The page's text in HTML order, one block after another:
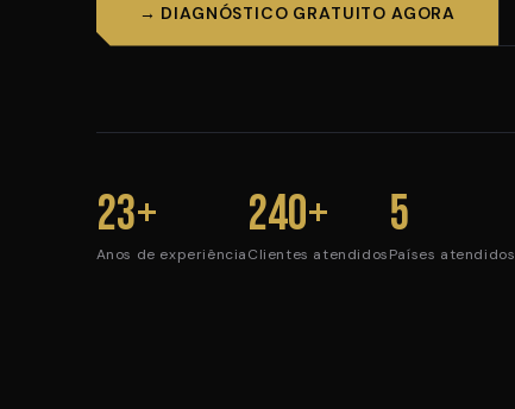
→ DIAGNÓSTICO GRATUITO AGORA
23+
Anos de experiência
240+
Clientes atendidos
5
Países atendidos